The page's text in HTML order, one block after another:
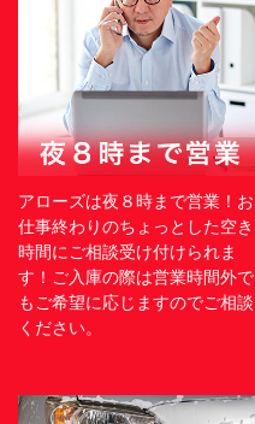
アローズは夜８時まで営業！お
仕事終わりのちょっとした空き
時間にご相談受け付けられま
す！ご入庫の際は営業時間外で
もご希望に応じますのでご相談
ください。